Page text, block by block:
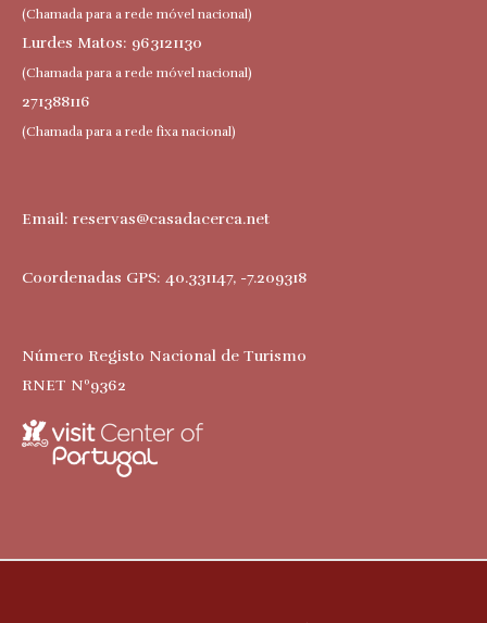
(Chamada para a rede móvel nacional)
Lurdes Matos: 963121130
(Chamada para a rede móvel nacional)
271388116
(Chamada para a rede fixa nacional)
Email: reservas@casadacerca.net
Coordenadas GPS: 40.331147, -7.209318
Número Registo Nacional de Turismo
RNET Nº9362